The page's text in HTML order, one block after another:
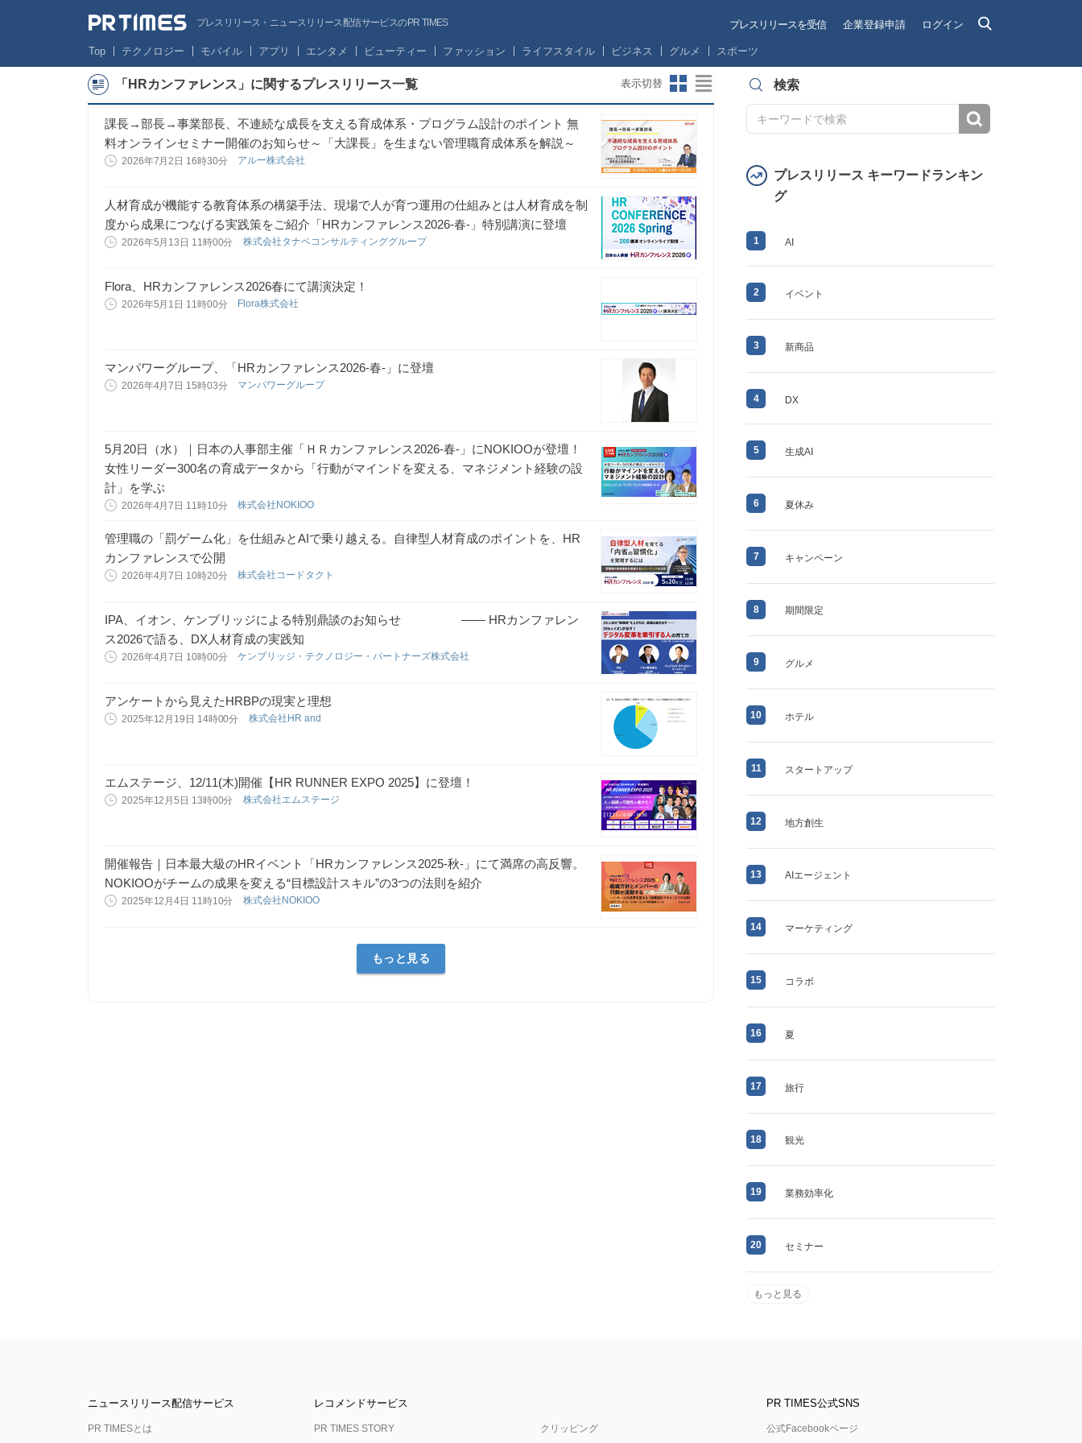
プレスリリース・ニュースリリース配信サービスのPR TIMES プレスリリースを受信 企業登録申請 ログイン
Top テクノロジー モバイル アプリ エンタメ ビューティー ファッション ライフスタイル ビジネス グルメ スポーツ
「HRカンファレンス」に関するプレスリリース一覧 表示切替
課長→部長→事業部長、不連続な成長を支える育成体系・プログラム設計のポイント 無
料オンラインセミナー開催のお知らせ～「大課長」を生まない管理職育成体系を解説～
2026年7月2日 16時30分 アルー株式会社
人材育成が機能する教育体系の構築手法、現場で人が育つ運用の仕組みとは人材育成を制
度から成果につなげる実践策をご紹介「HRカンファレンス2026-春-」特別講演に登壇
2026年5月13日 11時00分 株式会社タナベコンサルティンググループ
Flora、HRカンファレンス2026春にて講演決定！
2026年5月1日 11時00分 Flora株式会社
マンパワーグループ、「HRカンファレンス2026‐春‐」に登壇
2026年4月7日 15時03分 マンパワーグループ
5月20日（水）｜日本の人事部主催「ＨＲカンファレンス2026-春-」にNOKIOOが登壇！
女性リーダー300名の育成データから「行動がマインドを変える、マネジメント経験の設
計」を学ぶ
2026年4月7日 11時10分 株式会社NOKIOO
管理職の「罰ゲーム化」を仕組みとAIで乗り越える。自律型人材育成のポイントを、HR
カンファレンスで公開
2026年4月7日 10時20分 株式会社コードタクト
IPA、イオン、ケンブリッジによる特別鼎談のお知らせ ―― HRカンファレン
ス2026で語る、DX人材育成の実践知
2026年4月7日 10時00分 ケンブリッジ・テクノロジー・パートナーズ株式会社
アンケートから見えたHRBPの現実と理想
2025年12月19日 14時00分 株式会社HR and
エムステージ、12/11(木)開催【HR RUNNER EXPO 2025】に登壇！
2025年12月5日 13時00分 株式会社エムステージ
開催報告｜日本最大級のHRイベント「HRカンファレンス2025-秋-」にて満席の高反響。
NOKIOOがチームの成果を変える“目標設計スキル”の3つの法則を紹介
2025年12月4日 11時10分 株式会社NOKIOO
もっと見る
検索
プレスリリース キーワードランキン
グ
1 AI
2 イベント
3 新商品
4 DX
5 生成AI
6 夏休み
7 キャンペーン
8 期間限定
9 グルメ
10 ホテル
11 スタートアップ
12 地方創生
13 AIエージェント
14 マーケティング
15 コラボ
16 夏
17 旅行
18 観光
19 業務効率化
20 セミナー
もっと見る
ニュースリリース配信サービス
PR TIMESとは
レコメンドサービス
PR TIMES STORY クリッピング
PR TIMES公式SNS
公式Facebookページ